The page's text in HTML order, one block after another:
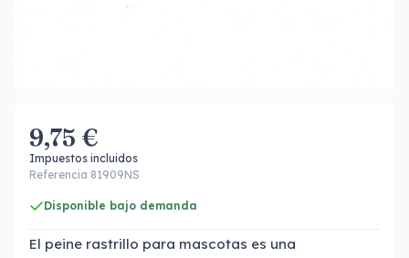
9,75 €
Impuestos incluidos
Referencia 81909NS
Disponible bajo demanda
El peine rastrillo para mascotas es una